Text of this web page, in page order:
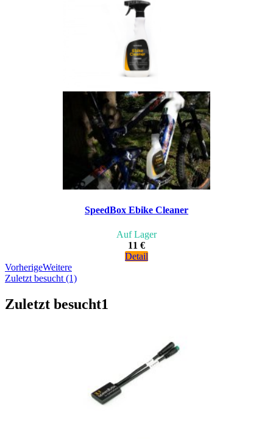
SpeedBox Ebike Cleaner
Auf Lager
11 €
Detail
VorherigeWeitere
Zuletzt besucht (1)
Zuletzt besucht1